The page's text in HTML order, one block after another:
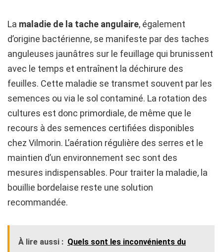
La maladie de la tache angulaire, également
d’origine bactérienne, se manifeste par des taches
anguleuses jaunâtres sur le feuillage qui brunissent
avec le temps et entraînent la déchirure des
feuilles. Cette maladie se transmet souvent par les
semences ou via le sol contaminé. La rotation des
cultures est donc primordiale, de même que le
recours à des semences certifiées disponibles
chez Vilmorin. L’aération régulière des serres et le
maintien d’un environnement sec sont des
mesures indispensables. Pour traiter la maladie, la
bouillie bordelaise reste une solution
recommandée.
À lire aussi : Quels sont les inconvénients du